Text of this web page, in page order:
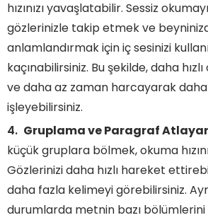
hızınızı yavaşlatabilir. Sessiz
gözlerinizle takip etmek ve
anlamlandırmak için iç sesinizi
kaçınabilirsiniz. Bu şekilde, daha
ve daha az zaman harcayarak
işleyebilirsiniz.
Gruplama ve Paragraf
küçük gruplara bölmek, okuma
Gözlerinizi daha hızlı hareket
daha fazla kelimeyi görebilirsiniz.
durumlarda metnin bazı